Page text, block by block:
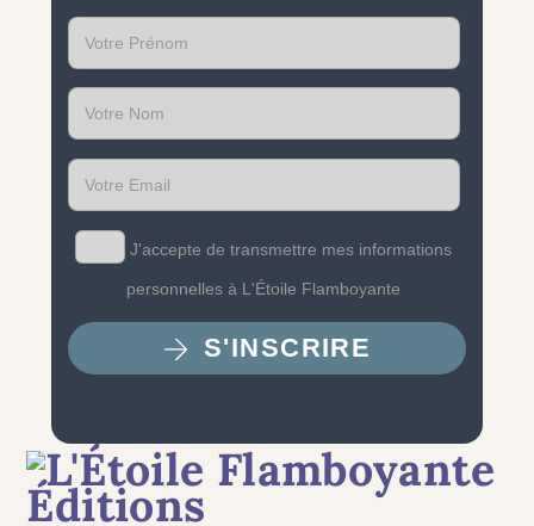
First
name
Last
name
Email
J'accepte de transmettre mes informations
personnelles à L'Étoile Flamboyante
S'INSCRIRE